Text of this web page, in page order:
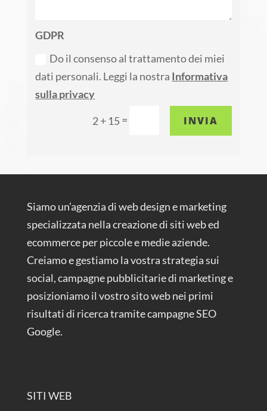
GDPR
Do il consenso al trattamento dei miei
dati personali. Leggi la nostra Informativa
sulla privacy
2 + 15= INVIA
Siamo un’agenzia di web design e marketing
specializzata nella creazione di siti web ed
ecommerce per piccole e medie aziende.
Creiamo e gestiamo la vostra strategia sui
social, campagne pubblicitarie di marketing e
posizioniamo il vostro sito web nei primi
risultati di ricerca tramite campagne SEO
Google.
SITI WEB